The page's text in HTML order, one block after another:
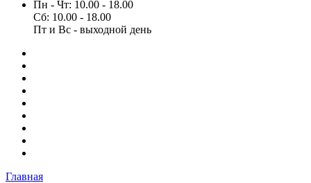
Пн - Чт: 10.00 - 18.00
Сб: 10.00 - 18.00
Пт и Вс - выходной день
Главная